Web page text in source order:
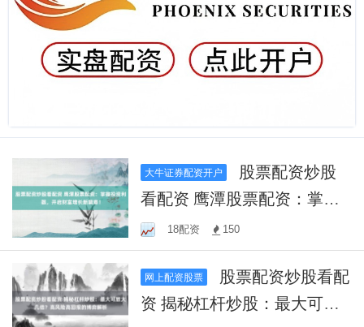
大牛证券配资开户
看配资 鹰潭股票配资：掌握
投资利器，开启财富增长新
篇章！
18配资 150
网上配资股票
资 揭秘杠杆炒股：最大可放